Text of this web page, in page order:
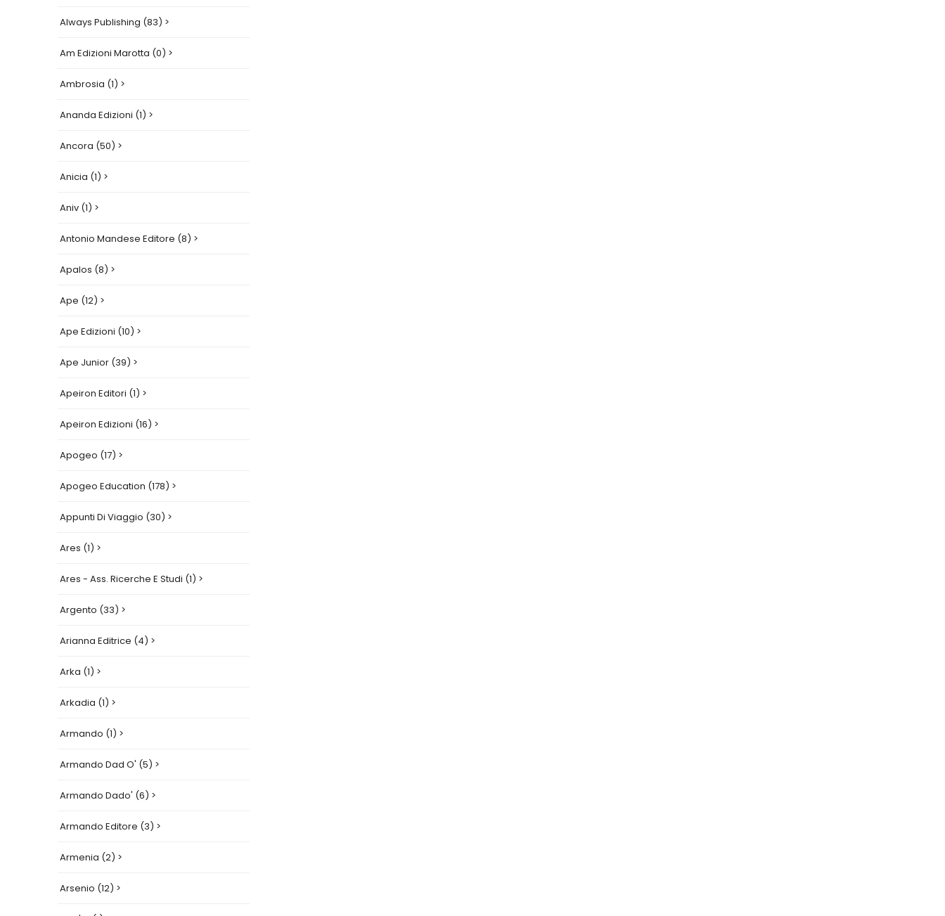
Always Publishing (83) >
Am Edizioni Marotta (0) >
Ambrosia (1) >
Ananda Edizioni (1) >
Ancora (50) >
Anicia (1) >
Aniv (1) >
Antonio Mandese Editore (8) >
Apalos (8) >
Ape (12) >
Ape Edizioni (10) >
Ape Junior (39) >
Apeiron Editori (1) >
Apeiron Edizioni (16) >
Apogeo (17) >
Apogeo Education (178) >
Appunti Di Viaggio (30) >
Ares (1) >
Ares - Ass. Ricerche E Studi (1) >
Argento (33) >
Arianna Editrice (4) >
Arka (1) >
Arkadia (1) >
Armando (1) >
Armando Dad O' (5) >
Armando Dado' (6) >
Armando Editore (3) >
Armenia (2) >
Arsenio (12) >